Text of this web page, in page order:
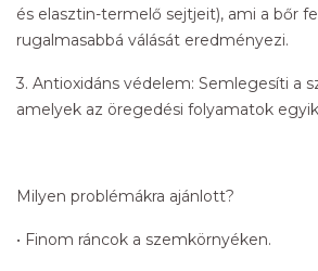
és elasztin-termelő sejtjeit), ami a bőr
rugalmasabbá válását eredményezi.
3. Antioxidáns védelem: Semlegesíti a
amelyek az öregedési folyamatok
Milyen problémákra ajánlott?
• Finom ráncok a szemkörnyéken.